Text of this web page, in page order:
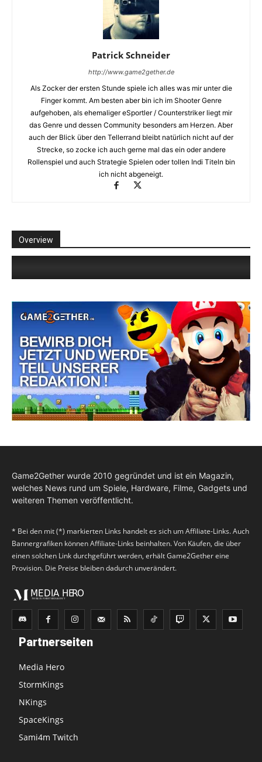
Patrick Schneider
http://www.game2gether.de
Als Zocker der ersten Stunde spiele ich alles was mir unter die
Finger kommt. Am besten aber bin ich im Shooter Genre
aufgehoben, als ehemaliger eSportler / Counterstriker liegt mir
das Genre und dessen Community besonders am Herzen. Aber
auch der Blick über den Tellerrand bleibt natürlich nicht auf der
Strecke, so zocke ich auch gerne mal das ein oder andere
Rollenspiel und auch Strategie Spielen oder tollen Indi Titeln bin
ich nicht abgeneigt.
Overview
Game2Gether wurde 2010 gegründet und ist ein Magazin,
welches News rund um Spiele, Hardware, Filme, Gadgets und
weiteren Themen veröffentlicht.
* Bei den mit (*) markierten Links handelt es sich um Affiliate-Links. Auch
Bannergrafiken können Affiliate-Links beinhalten. Von Käufen, die über
einen solchen Link durchgeführt werden, erhält Game2Gether eine
Provision. Die Preise bleiben dadurch unverändert.
Partnerseiten
Media Hero
StormKings
NKings
SpaceKings
Sami4m Twitch